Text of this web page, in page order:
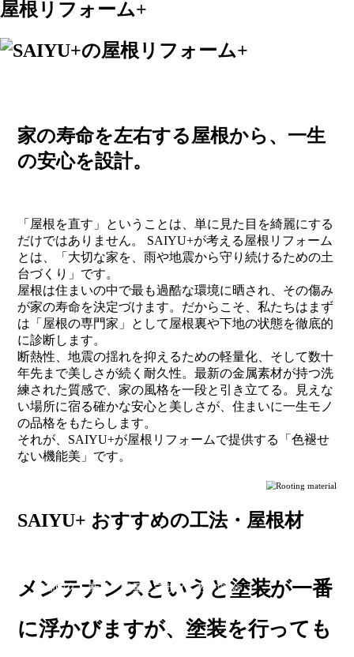
屋根リフォーム+
家の寿命を左右する屋根から、一生
の安心を設計。
「屋根を直す」ということは、単に見た目を綺麗にする
だけではありません。 SAIYU+が考える屋根リフォーム
とは、「大切な家を、雨や地震から守り続けるための土
台づくり」です。
屋根は住まいの中で最も過酷な環境に晒され、その傷み
が家の寿命を決定づけます。だからこそ、私たちはまず
は「屋根の専門家」として屋根裏や下地の状態を徹底的
に診断します。
断熱性、地震の揺れを抑えるための軽量化、そして数十
年先まで美しさが続く耐久性。最新の金属素材が持つ洗
練された質感で、家の風格を一段と引き立てる。見えな
い場所に宿る確かな安心と美しさが、住まいに一生モノ
の品格をもたらします。
それが、SAIYU+が屋根リフォームで提供する「色褪せ
ない機能美」です。
SAIYU+ おすすめの工法・屋根材
屋根カバー工法
超高耐久・断熱・軽量とデザイン性の融合
メンテナンスというと塗装が一番
に浮かびますが、塗装を行っても